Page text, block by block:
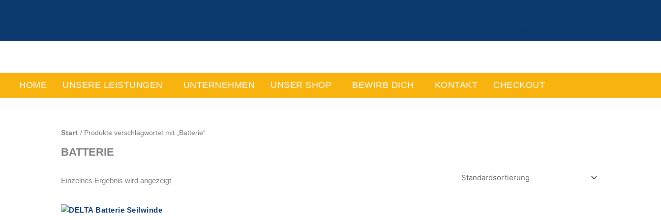
HOME UNSERE LEISTUNGEN UNTERNEHMEN UNSER SHOP BEWIRB DICH KONTAKT CHECKOUT
Start / Produkte verschlagwortet mit „Batterie“
BATTERIE
Einzelnes Ergebnis wird angezeigt